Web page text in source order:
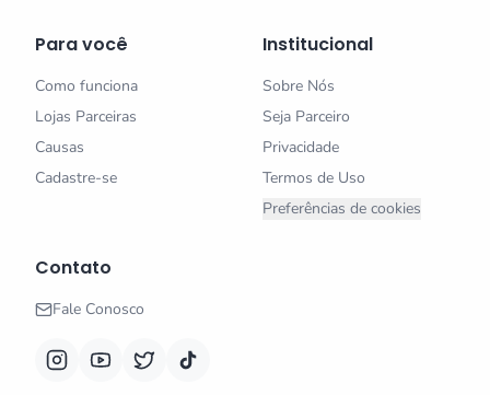
Para você
Como funciona
Lojas Parceiras
Causas
Cadastre-se
Institucional
Sobre Nós
Seja Parceiro
Privacidade
Termos de Uso
Preferências de cookies
Contato
Fale Conosco